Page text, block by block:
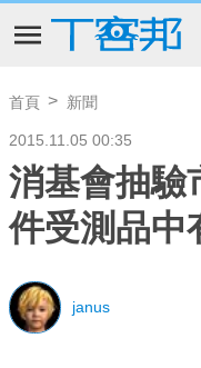
首頁 新聞
2015.11.05 00:35
消基會抽驗
件受測品中
janus